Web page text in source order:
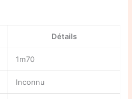
Détails
1m70
Inconnu